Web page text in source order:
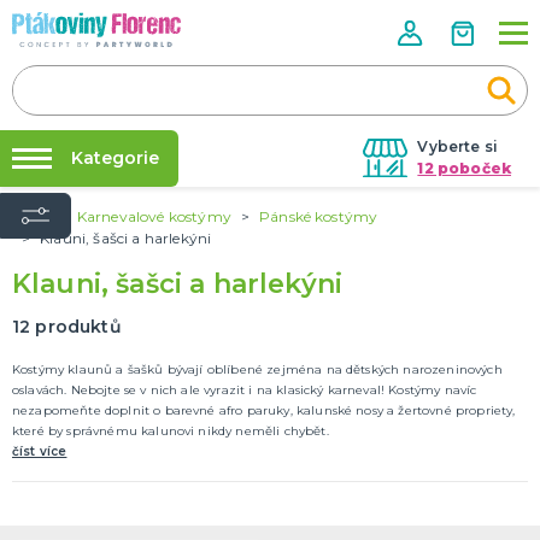
Vyberte si
12 poboček
Půjčovna kostýmů
Nafukování balónků
Prodejny
Rozvoz
Párty Blog
O nás
Kategorie
ROZLUČKA SE SVOBODOU
Doplňky pro družičky
Doplňky pro mládence
Balonky a girlandy
Výzdoba a dekorace
Fotokoutek
Originální dárky
Další doplňky
Společenské hry
DALŠÍ KATEGORIE
HALLOWEEN
Kostýmy
Doplňky
Úvod Karnevalové kostýmy
Pánské kostýmy
Klauni, šašci a harlekýni
Klauni, šašci a harlekýni
12 produktů
Kostýmy klaunů a šašků bývají oblíbené zejména na dětských narozeninových
oslavách. Nebojte se v nich ale vyrazit i na klasický karneval! Kostýmy navíc
nezapomeňte doplnit o barevné afro paruky, kalunské nosy a žertovné propriety,
které by správnému kalunovi nikdy neměli chybět.
číst více